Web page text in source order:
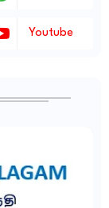
Youtube